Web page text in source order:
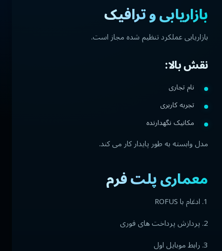
بازاریابی و ترافیک
بازاریابی عملکرد تنظیم شده مجاز است.
نقش بالا:
نام تجاری
تجربه کاربری
مکانیک نگهدارنده
مدل وابسته به طور پایدار کار می کند.
معماری پلت فرم
1. ادغام با ROFUS
2. پردازش پرداخت های فوری
3. رابط موبایل اول